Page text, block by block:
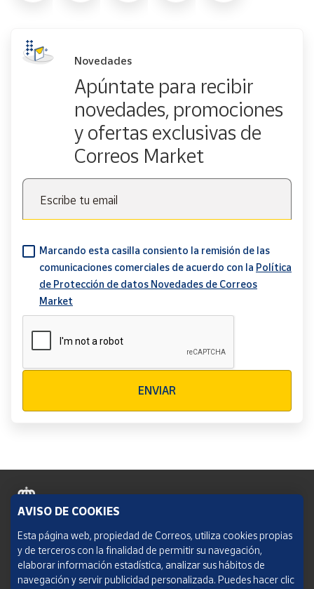
Novedades
Apúntate para recibir
novedades, promociones
y ofertas exclusivas de
Correos Market
Escribe tu email
Marcando esta casilla consiento la remisión de las
comunicaciones comerciales de acuerdo con la Política
de Protección de datos Novedades de Correos
Market
ENVIAR
Política de cookies
Aviso legal
AVISO DE COOKIES
Esta página web, propiedad de Correos, utiliza cookies propias
y de terceros con la finalidad de permitir su navegación,
elaborar información estadística, analizar sus hábitos de
navegación y servir publicidad personalizada. Puedes hacer clic